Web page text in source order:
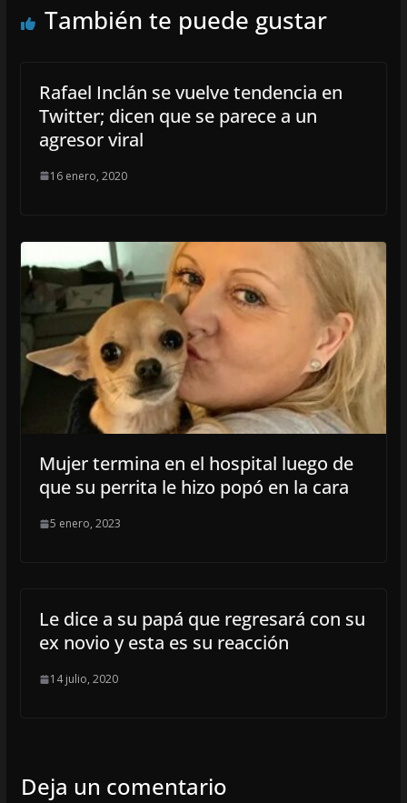
También te puede gustar
Rafael Inclán se vuelve tendencia en
Twitter; dicen que se parece a un
agresor viral
16 enero, 2020
Mujer termina en el hospital luego de
que su perrita le hizo popó en la cara
5 enero, 2023
Le dice a su papá que regresará con su
ex novio y esta es su reacción
14 julio, 2020
Deja un comentario